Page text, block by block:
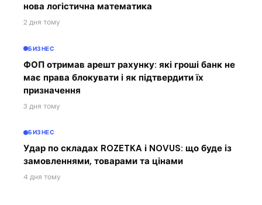
нова логістична математика
2 дня тому
БИЗНЕС
ФОП отримав арешт рахунку: які гроші банк не
має права блокувати і як підтвердити їх
призначення
3 дня тому
БИЗНЕС
Удар по складах ROZETKA і NOVUS: що буде із
замовленнями, товарами та цінами
4 дня тому